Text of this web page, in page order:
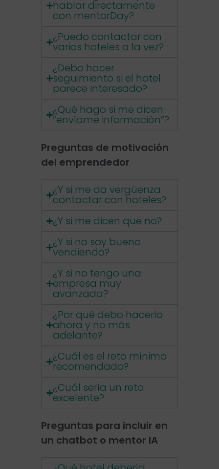
hablar directamente
con mentorDay?
¿Puedo contactar con
varios hoteles a la vez?
¿Debo hacer
seguimiento si el hotel
parece interesado?
¿Qué hago si me dicen
“envíame información”?
Preguntas de motivación
del emprendedor
¿Y si me da vergüenza
contactar con hoteles?
¿Y si me dicen que no?
¿Y si no soy bueno
vendiendo?
¿Y si no tengo una
empresa muy
avanzada?
¿Por qué debo hacerlo
ahora y no más
adelante?
¿Cuál es el reto mínimo
recomendado?
¿Cuál sería un reto
excelente?
Preguntas para incluir en
un chatbot o mentor IA